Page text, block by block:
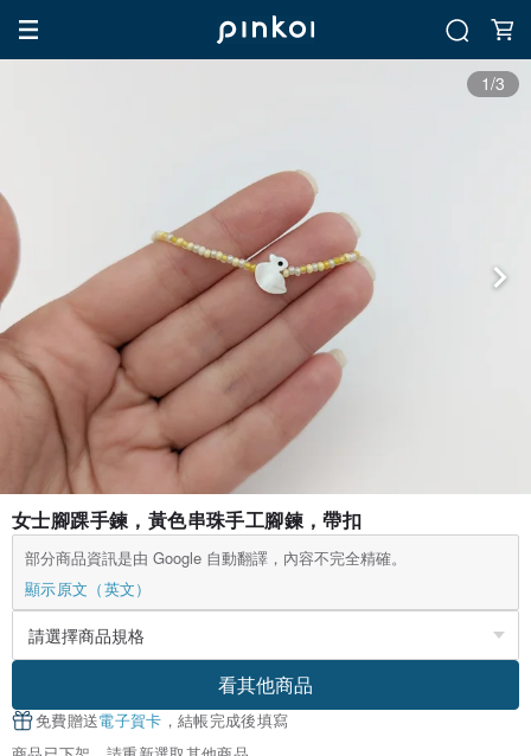
1/3
女士腳踝手鍊，黃色串珠手工腳鍊，帶扣
部分商品資訊是由 Google 自動翻譯，內容不完全精確。
顯示原文（英文）
看其他商品
免費贈送電子賀卡 ，結帳完成後填寫